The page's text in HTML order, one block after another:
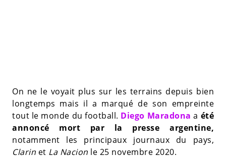
On ne le voyait plus sur les terrains depuis bien
longtemps mais il a marqué de son empreinte
tout le monde du football. Diego Maradona a été
annoncé mort par la presse argentine,
notamment les principaux journaux du pays,
Clarin et La Nacion le 25 novembre 2020.